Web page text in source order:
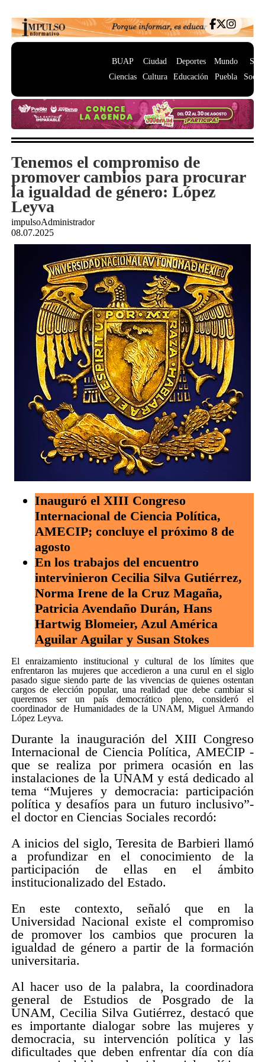
BUAP
Ciencias
Ciudad
Cultura
Deportes
Educación
Mundo
Puebla
Tenemos el compromiso de
promover cambios para procurar
la igualdad de género: López
Leyva
impulsoAdministrador
08.07.2025
Inauguró el XIII Congreso
Internacional de Ciencia Política,
AMECIP; concluye el próximo 8 de
agosto
En los trabajos del encuentro
intervinieron Cecilia Silva Gutiérrez,
Norma Irene de la Cruz Magaña,
Patricia Avendaño Durán, Hans
Hartwig Blomeier, Azul América
Aguilar Aguilar y Susan Stokes
El enraizamiento institucional y cultural de los límites que
enfrentaron las mujeres que accedieron a una curul en el siglo
pasado sigue siendo parte de las vivencias de quienes ostentan
cargos de elección popular, una realidad que debe cambiar si
queremos ser un país democrático pleno, consideró el
coordinador de Humanidades de la UNAM, Miguel Armando
López Leyva.
Durante la inauguración del XIII Congreso
Internacional de Ciencia Política, AMECIP -
que se realiza por primera ocasión en las
instalaciones de la UNAM y está dedicado al
tema “Mujeres y democracia: participación
política y desafíos para un futuro inclusivo”-
el doctor en Ciencias Sociales recordó:
A inicios del siglo, Teresita de Barbieri llamó
a profundizar en el conocimiento de la
participación de ellas en el ámbito
institucionalizado del Estado.
En este contexto, señaló que en la
Universidad Nacional existe el compromiso
de promover los cambios que procuren la
igualdad de género a partir de la formación
universitaria.
Al hacer uso de la palabra, la coordinadora
general de Estudios de Posgrado de la
UNAM, Cecilia Silva Gutiérrez, destacó que
es importante dialogar sobre las mujeres y
democracia, su intervención política y las
dificultades que deben enfrentar día con día